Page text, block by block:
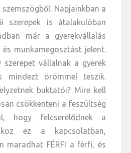
szemszögből. Napjainkban a
szerepek is átalakulóban
már a gyerekvállalás
munkamegosztást jelent.
vállalnak a gyerek
mindezt örömmel teszik.
buktatói? Mire kell
csökkenteni a feszültség
hogy felcserélődnek a
ez a kapcsolatban,
maradhat FÉRFI a férfi, és